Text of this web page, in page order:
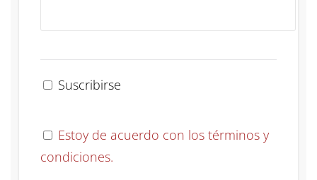
Suscribirse
Estoy de acuerdo con los términos y
condiciones.